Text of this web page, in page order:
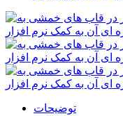
توضیحات